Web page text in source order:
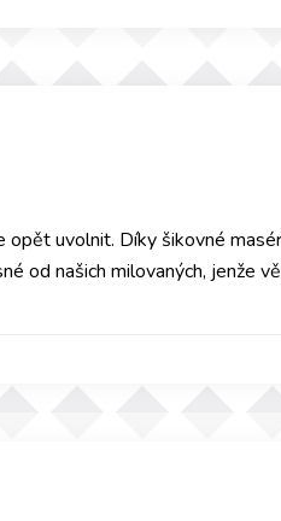
uvolnit. Díky šikovné
od našich milovaných, jenže